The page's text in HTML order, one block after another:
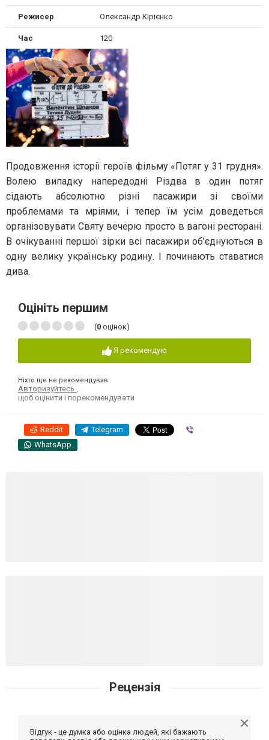
Режисер Олександр Кірієнко
Час 120
Продовження історії героїв фільму «Потяг у 31 грудня».
Волею випадку напередодні Різдва в один потяг
сідають абсолютно різні пасажири зі своїми
проблемами та мріями, і тепер їм усім доведеться
організовувати Святу вечерю просто в вагоні ресторані.
В очікуванні першої зірки всі пасажири об’єднуються в
одну велику українську родину. І починають ставатися
дива.
Оцініть першим
(0 оцінок)
Я рекомендую
Ніхто ще не рекомендував
Авторизуйтесь
щоб оцінити і порекомендувати
Reddit Telegram
WhatsApp
Рецензія
Відгук - це думка або оцінка людей, які бажають